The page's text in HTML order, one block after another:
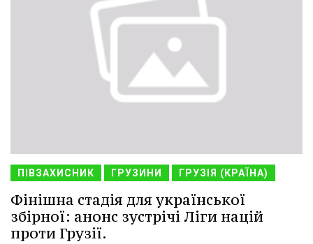
ПІВЗАХИСНИК ГРУЗИНИ ГРУЗІЯ (КРАЇНА)
Фінішна стадія для української
збірної: анонс зустрічі Ліги націй
проти Грузії.